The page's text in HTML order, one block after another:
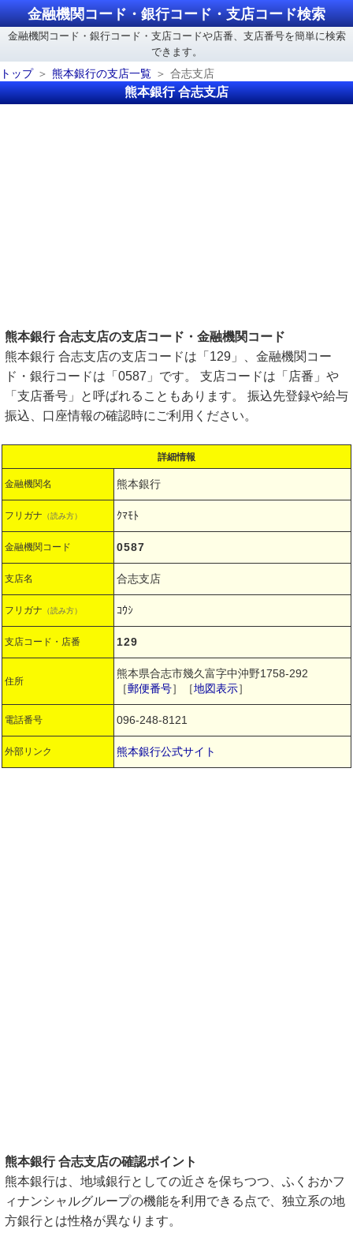
金融機関コード・銀行コード・支店コード検索
金融機関コード・銀行コード・支店コードや店番、支店番号を簡単に検索
できます。
トップ
熊本銀行の支店一覧 合志支店
熊本銀行 合志支店
熊本銀行 合志支店の支店コード・金融機関コード
熊本銀行 合志支店の支店コードは「129」、金融機関コー
ド・銀行コードは「0587」です。 支店コードは「店番」や
「支店番号」と呼ばれることもあります。 振込先登録や給与
振込、口座情報の確認時にご利用ください。
詳細情報
金融機関名 熊本銀行
フリガナ （読み方） ｸﾏﾓﾄ
金融機関コード 0587
支店名 合志支店
フリガナ （読み方） ｺｳｼ
支店コード・店番 129
住所
熊本県合志市幾久富字中沖野1758-292
［郵便番号］［地図表示］
電話番号 096-248-8121
外部リンク 熊本銀行公式サイト
熊本銀行 合志支店の確認ポイント
熊本銀行は、地域銀行としての近さを保ちつつ、ふくおかフ
ィナンシャルグループの機能を利用できる点で、独立系の地
方銀行とは性格が異なります。